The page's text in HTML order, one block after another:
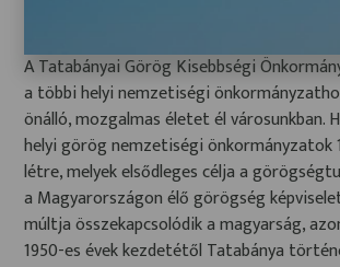
A Tatabányai Görög Kisebbségi
a többi helyi nemzetiségi
önálló, mozgalmas életet él városunkban.
helyi görög nemzetiségi
létre, melyek elsődleges célja a
a Magyarországon élő görögség
múltja összekapcsolódik a magyarság,
1950-es évek kezdetétől Tatabánya